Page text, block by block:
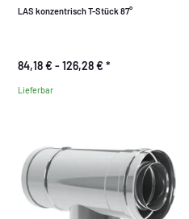
LAS konzentrisch T-Stück 87°
84,18 € -126,28 € *
Lieferbar